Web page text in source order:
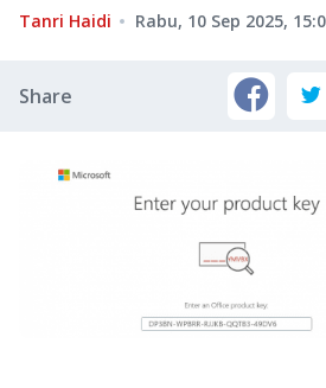
Tanri Haidi Rabu, 10 Sep 2025,
Share